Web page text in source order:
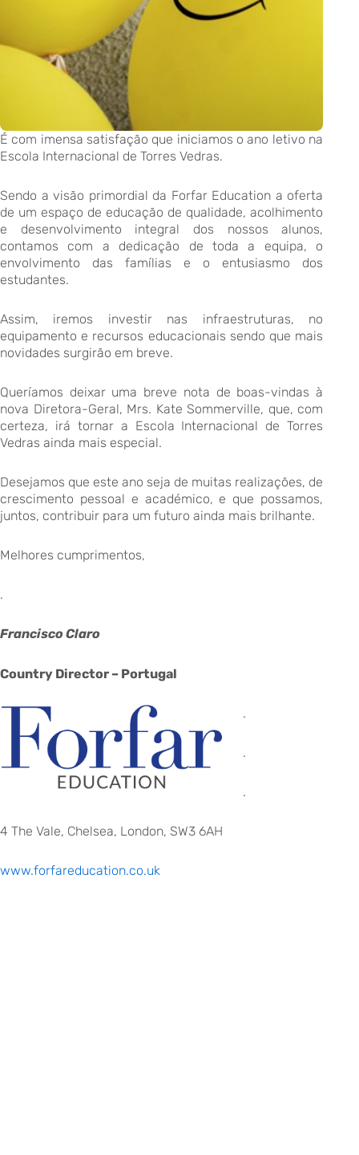
É com imensa satisfação que iniciamos o ano letivo na
Escola Internacional de Torres Vedras.
Sendo a visão primordial da Forfar Education a oferta
de um espaço de educação de qualidade, acolhimento
e desenvolvimento integral dos nossos alunos,
contamos com a dedicação de toda a equipa, o
envolvimento das famílias e o entusiasmo dos
estudantes.
Assim, iremos investir nas infraestruturas, no
equipamento e recursos educacionais sendo que mais
novidades surgirão em breve.
Queríamos deixar uma breve nota de boas-vindas à
nova Diretora-Geral, Mrs. Kate Sommerville, que, com
certeza, irá tornar a Escola Internacional de Torres
Vedras ainda mais especial.
Desejamos que este ano seja de muitas realizações, de
crescimento pessoal e académico, e que possamos,
juntos, contribuir para um futuro ainda mais brilhante.
Melhores cumprimentos,
.
Francisco Claro
Country Director – Portugal
.
.
.
4 The Vale, Chelsea, London, SW3 6AH
www.forfareducation.co.uk